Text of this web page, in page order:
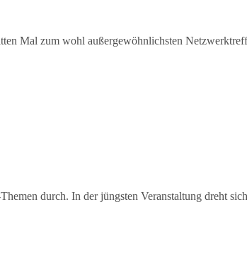
Mal zum wohl außergewöhnlichsten
durch. In der jüngsten Veranstaltung dreht